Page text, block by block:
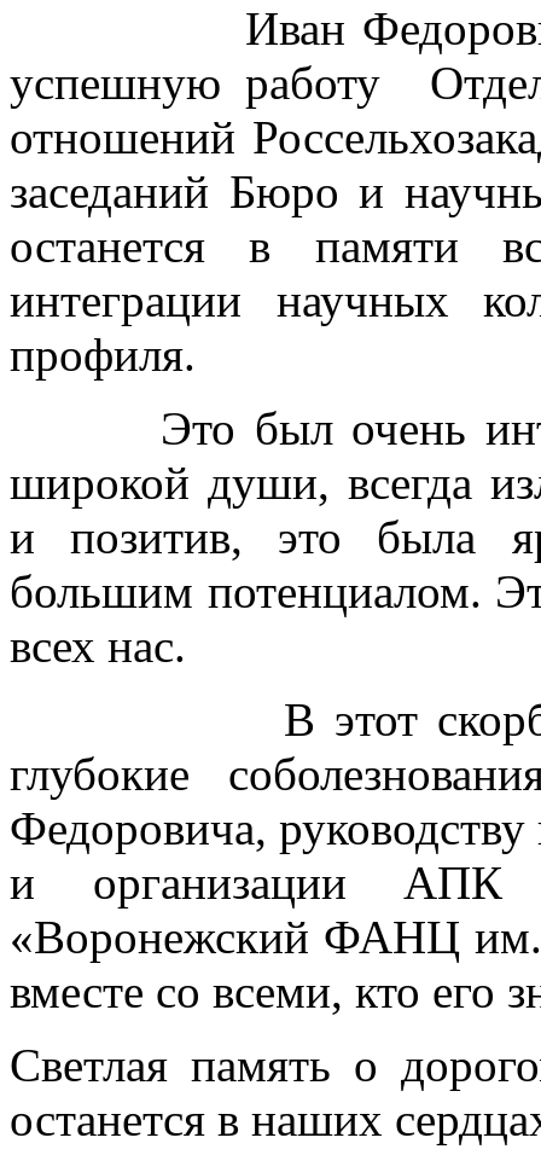
Иван Федорович
успешную работу
отношений
заседаний Бюро и
останется в памяти
интеграции научных
профиля.
Это был очень
широкой души, всегда
и позитив, это была
большим потенциалом.
всех нас.
В этот скорбный
глубокие
Федоровича,
и организации
«Воронежский ФАНЦ
вместе со всеми, кто его
Светлая память о
останется в наших